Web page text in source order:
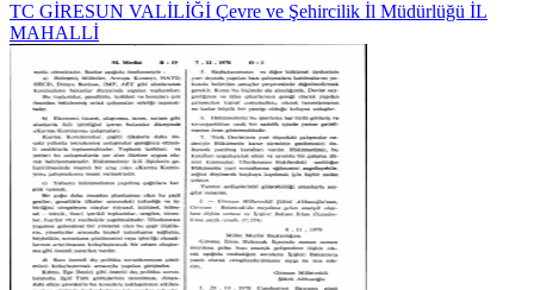
TC GİRESUN VALİLİĞİ Çevre ve Şehircilik İl Müdürlüğü İL
MAHALLİ